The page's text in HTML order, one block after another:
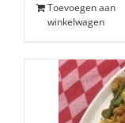
Toevoegen aan
winkelwagen